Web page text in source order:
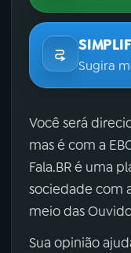
Sugira
Você será
mas é com a
Fala.BR é uma
sociedade com
meio das
Sua opinião